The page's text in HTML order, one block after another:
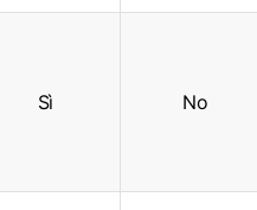
Sì No